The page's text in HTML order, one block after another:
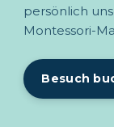
persönlich
Montessori-
Besuch